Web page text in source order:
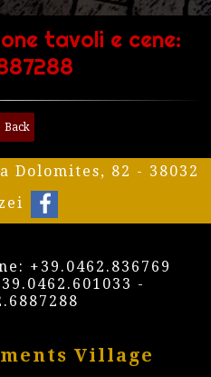
tavoli e cene:
Back
82 - 38032
+39.0462.836769
-
Village